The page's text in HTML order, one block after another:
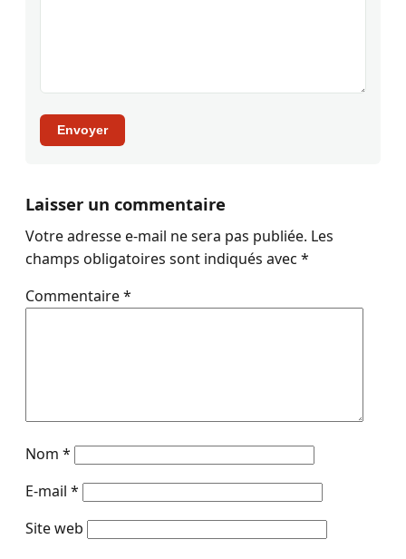
Envoyer
Laisser un commentaire
Votre adresse e-mail ne sera pas publiée. Les
champs obligatoires sont indiqués avec *
Commentaire*
Nom *
E-mail *
Site web